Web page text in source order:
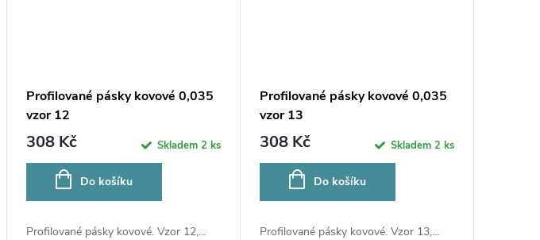
Profilované pásky kovové 0,035
vzor 12
308 Kč Skladem 2 ks
Do košíku
Profilované pásky kovové. Vzor 12,...
Profilované pásky kovové 0,035
vzor 13
308 Kč Skladem 2 ks
Do košíku
Profilované pásky kovové. Vzor 13,...